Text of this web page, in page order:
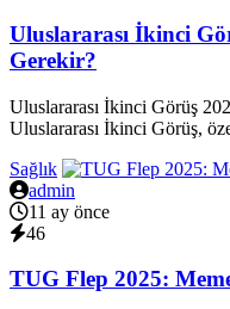
Uluslararası İkinci
Gerekir?
Uluslararası İkinci Görüş
Uluslararası İkinci Görüş,
Sağlık
admin
11 ay önce
46
TUG Flep 2025: